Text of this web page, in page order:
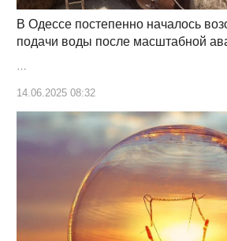
В Одессе постепенно началось
подачи воды после масштабной
14.06.2025 08:32